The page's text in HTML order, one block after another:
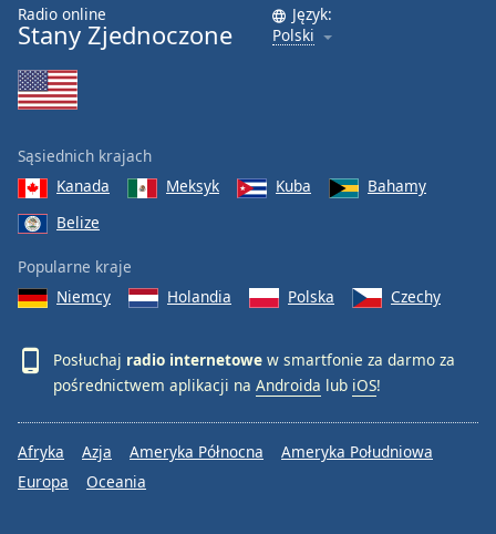
Radio online
Stany Zjednoczone
Język:
Polski
Sąsiednich krajach
Kanada
Meksyk Kuba
Bahamy
Belize
Popularne kraje
Niemcy
Holandia Polska Czechy
Posłuchaj radio internetowe w smartfonie za darmo za
pośrednictwem aplikacji na Androida lub iOS!
Afryka Azja Ameryka Północna
Ameryka Południowa
Europa
Oceania